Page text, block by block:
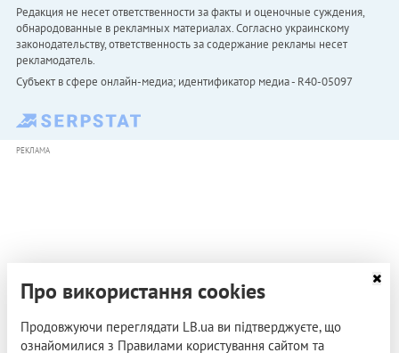
Редакция не несет ответственности за факты и оценочные суждения,
обнародованные в рекламных материалах. Согласно украинскому
законодательству, ответственность за содержание рекламы несет
рекламодатель.
Субъект в сфере онлайн-медиа; идентификатор медиа - R40-05097
РЕКЛАМА
Про використання cookies
Продовжуючи переглядати LB.ua ви підтверджуєте, що
ознайомилися з Правилами користування сайтом та